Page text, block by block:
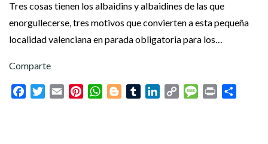
Tres cosas tienen los albaidins y albaidines de las que
enorgullecerse, tres motivos que convierten a esta pequeña
localidad valenciana en parada obligatoria para los…
Comparte
FacebookTwitterEmail PinterestWhatsAppBloggerTumblrLinkedIn
Copy
Message
Print